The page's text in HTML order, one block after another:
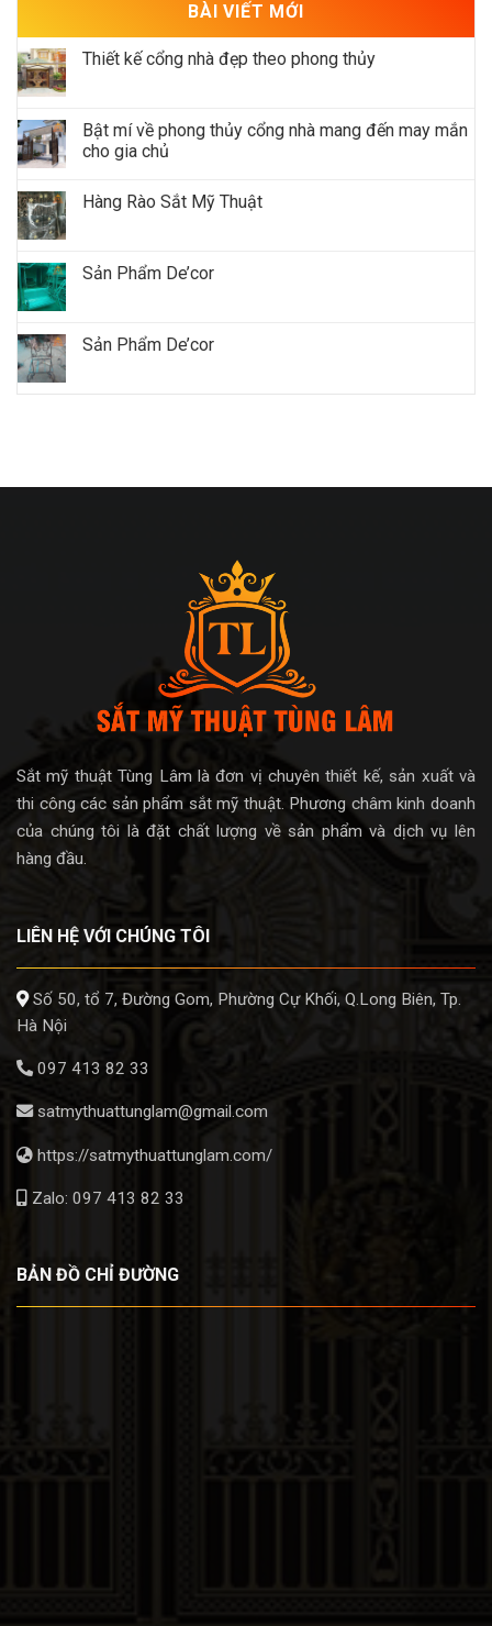
BÀI VIẾT MỚI
Thiết kế cổng nhà đẹp theo phong thủy
Bật mí về phong thủy cổng nhà mang đến may mắn
cho gia chủ
Hàng Rào Sắt Mỹ Thuật
Sản Phẩm De’cor
Sản Phẩm De’cor
Sắt mỹ thuật Tùng Lâm là đơn vị chuyên thiết kế, sản xuất và
thi công các sản phẩm sắt mỹ thuật. Phương châm kinh doanh
của chúng tôi là đặt chất lượng về sản phẩm và dịch vụ lên
hàng đầu.
LIÊN HỆ VỚI CHÚNG TÔI
Số 50, tổ 7, Đường Gom, Phường Cự Khối, Q.Long Biên, Tp.
Hà Nội
097 413 82 33
satmythuattunglam@gmail.com
https://satmythuattunglam.com/
Zalo: 097 413 82 33
BẢN ĐỒ CHỈ ĐƯỜNG